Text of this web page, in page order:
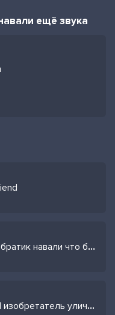
ещё звука
навали что бы было громко
уличного звука